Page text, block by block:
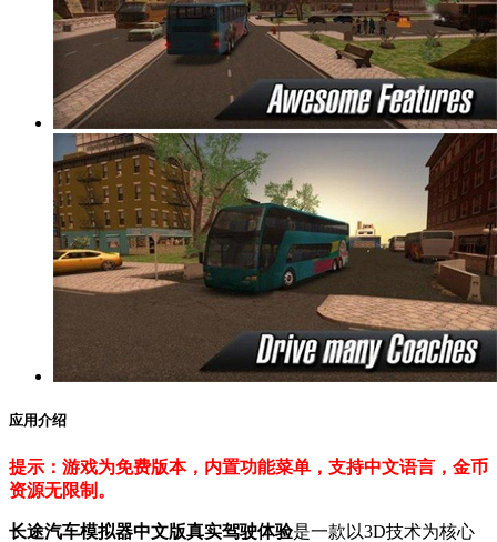
应用介绍
提示：游戏为免费版本，内置功能菜单，支持中文语言，金币
资源无限制。
长途汽车模拟器中文版真实驾驶体验是一款以3D技术为核心